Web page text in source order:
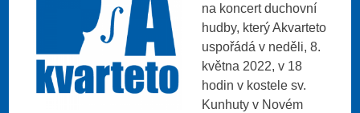
na koncert duchovní
hudby, který Akvarteto
uspořádá v neděli, 8.
května 2022, v 18
hodin v kostele sv.
Kunhuty v Novém